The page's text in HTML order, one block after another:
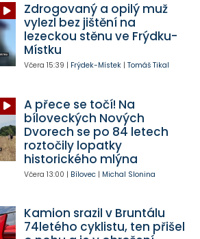
Zdrogovaný a opilý muž
vylezl bez jištění na
lezeckou stěnu ve Frýdku-
Místku
Včera 15:39 | Frýdek-Místek| Tomáš Tikal
A přece se točí! Na
bíloveckých Nových
Dvorech se po 84 letech
roztočily lopatky
historického mlýna
Včera 13:00 | Bílovec| Michal Slonina
Kamion srazil v Bruntálu
74letého cyklistu, ten přišel